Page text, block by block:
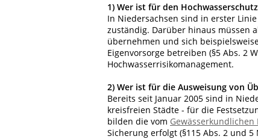
1) Wer ist für den
In Niedersachsen sind in erster
zuständig. Darüber hinaus müssen
übernehmen und sich
Eigenvorsorge betreiben (§5 Abs. 2
Hochwasserrisikomanagement.
2) Wer ist für die Ausweisung von
Bereits seit Januar 2005 sind in
kreisfreien Städte - für die
bilden die vom Gewässerkundlichen
Sicherung erfolgt (§115 Abs. 2 und 5